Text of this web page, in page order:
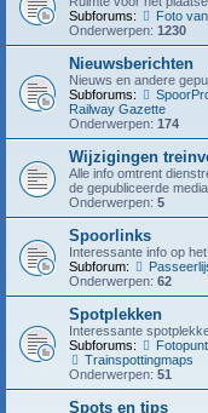
Subforums:
Foto
Onderwerpen: 1230
Nieuwsberichten
Nieuws en andere
Subforums:
Railway Gazette
Onderwerpen: 174
Wijzigingen
Alle info omtrent
de gepubliceerde
Onderwerpen: 5
Spoorlinks
Interessante info op
Subforum:
Onderwerpen: 62
Spotplekken
Interessante
Subforums:
Fotopunt,
Trainspottingmaps
Onderwerpen: 51
Spots en tips